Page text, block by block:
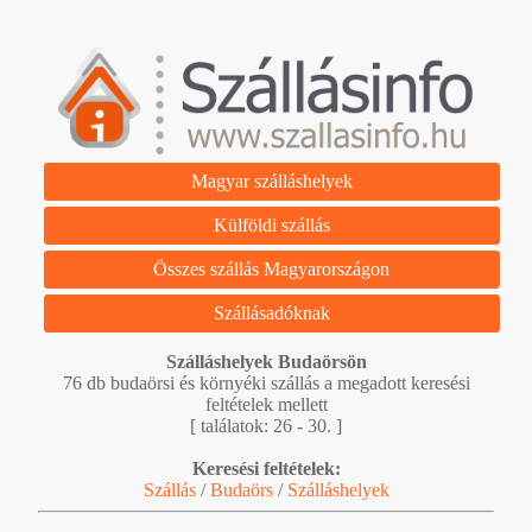
Magyar szálláshelyek
Külföldi szállás
Összes szállás Magyarországon
Szállásadóknak
Szálláshelyek Budaörsön
76 db budaörsi és környéki szállás a megadott keresési
feltételek mellett
[ találatok: 26 - 30. ]
Keresési feltételek:
Szállás/Budaörs/ Szálláshelyek